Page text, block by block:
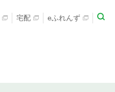
宅配 eふれんず